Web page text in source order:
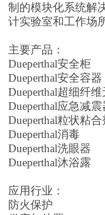
制的模块化系统解
计实验室和工作场
主要产品：
Dueperthal安全柜
Dueperthal安全容器
Dueperthal超细纤
Dueperthal应急减
Dueperthal粒状粘合
Dueperthal消毒
Dueperthal洗眼器
Dueperthal沐浴露
应用行业：
防火保护